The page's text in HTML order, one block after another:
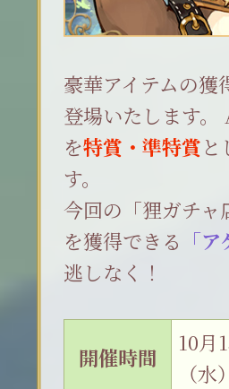
豪華アイテムの
登場いたします。
を特賞・準特賞
す。
今回の「狸ガチ
を獲得できる 「
逃しなく！
開催時間
10月
（